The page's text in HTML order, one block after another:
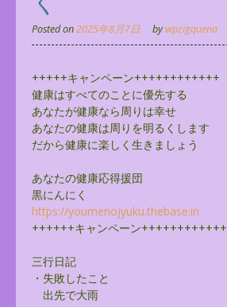
Posted on2025年8月7日 bywpzigquena
+++++キャンペーン++++++++++++
健康はすべてのことに優先する
あなたが健康なら周りは幸せ
あなたの健康は周りを明るくします
だから健康に楽しく生きましょう
あなたの健康応得援団
黒にんにく
https://youmenojyuku.thebase.in
++++++キャンペーン++++++++++++
三行日記
・失敗したこと
出先で大雨